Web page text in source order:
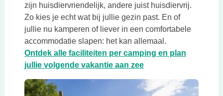
zijn huisdiervriendelijk, andere juist huisdiervrij.
Zo kies je echt wat bij jullie gezin past. En of
jullie nu kamperen of liever in een comfortabele
accommodatie slapen: het kan allemaal.
Ontdek alle faciliteiten per camping en plan
jullie volgende vakantie aan zeeDeze link opent in